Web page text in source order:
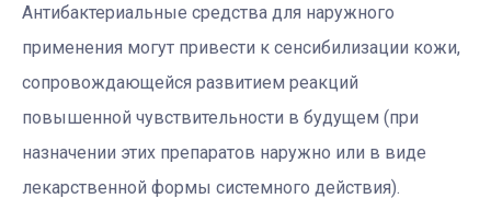
Антибактериальные средства для наружного
применения могут привести к сенсибилизации кожи,
сопровождающейся развитием реакций
повышенной чувствительности в будущем (при
назначении этих препаратов наружно или в виде
лекарственной формы системного действия).